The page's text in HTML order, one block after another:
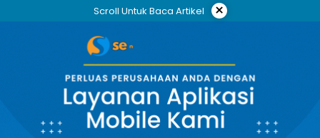
Scroll Untuk Baca Artikel ×